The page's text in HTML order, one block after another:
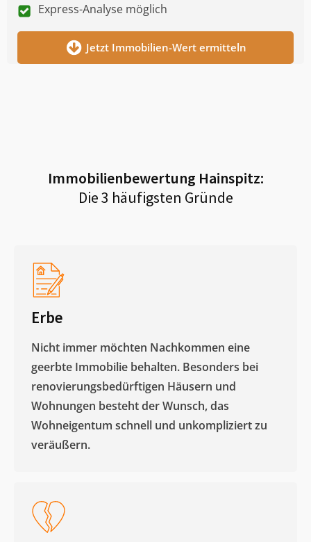
Express-Analyse möglich
Jetzt Immobilien-Wert ermitteln
Immobilienbewertung Hainspitz:
Die 3 häufigsten Gründe
Erbe
Nicht immer möchten Nachkommen eine
geerbte Immobilie behalten. Besonders bei
renovierungsbedürftigen Häusern und
Wohnungen besteht der Wunsch, das
Wohneigentum schnell und unkompliziert zu
veräußern. ​